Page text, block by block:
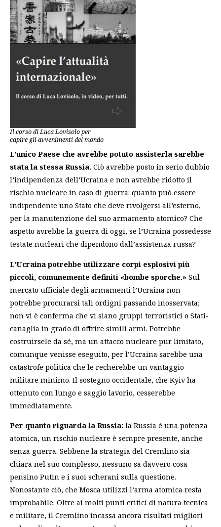
Il corso di Luca Lovisolo per
capire gli avvenimenti del mondo
L’unico Paese che avrebbe potuto assisterla sarebbe
stata la stessa Russia. Ciò avrebbe posto in serio dubbio
l’indipendenza dell’Ucraina e non avrebbe ridotto il
rischio nucleare in caso di guerra: quanto può essere
indipendente uno Stato che deve rivolgersi all’esterno,
per la manutenzione del suo armamento atomico? Che
aspetto avrebbe la guerra di oggi, se l’Ucraina possedesse
testate nucleari che dipendono dall’assistenza russa?
L’Ucraina potrebbe utilizzare corpi esplosivi più
piccoli, comunemente definiti «bombe sporche.» Sul
mercato ufficiale degli armamenti l’Ucraina non
potrebbe procurarsi tali ordigni passando inosservata;
non vi è conferma che vi siano gruppi terroristici o Stati-
canaglia in grado di offrire simili armi. Potrebbe
costruirsele da sé, ma un attacco nucleare pur limitato,
comunque venisse eseguito, per l’Ucraina sarebbe una
catastrofe politica che le recherebbe un vantaggio
militare minimo. Il sostegno occidentale, che Kyiv ha
ottenuto con lungo e saggio lavorio, cesserebbe
immediatamente.
Per quanto riguarda la Russia: la Russia è una potenza
atomica, un rischio nucleare è sempre presente, anche
senza guerra. Sebbene la strategia del Cremlino sia
chiara nel suo complesso, nessuno sa davvero cosa
pensino Putin e i suoi scherani sulla questione.
Nonostante ciò, che Mosca utilizzi l’arma atomica resta
improbabile. Oltre ai molti punti critici di natura tecnica
e militare, il Cremlino incassa ancora risultati migliori